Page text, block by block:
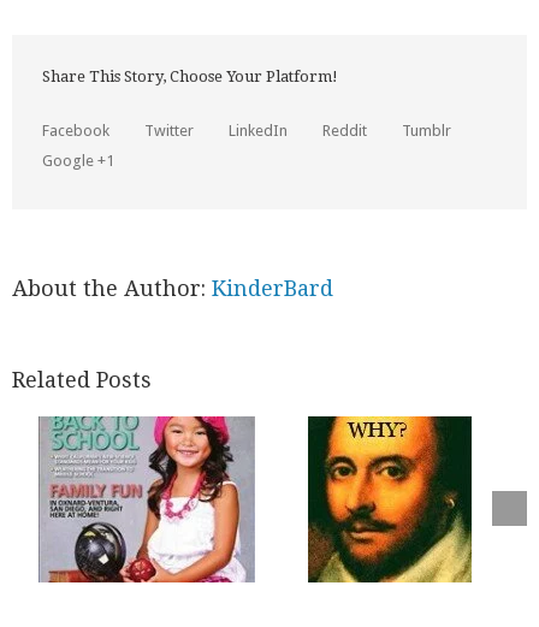
Share This Story, Choose Your Platform!
Facebook Twitter LinkedIn Reddit
Tumblr
Google +1
About the Author: KinderBard
Related Posts